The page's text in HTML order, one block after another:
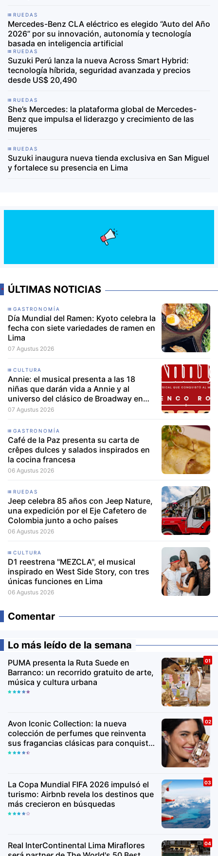
RUEDAS
Mercedes-Benz CLA eléctrico es elegido “Auto del Año
2026” por su innovación, autonomía y tecnología
basada en inteligencia artificial
RUEDAS
Suzuki Perú lanza la nueva Across Smart Hybrid:
tecnología híbrida, seguridad avanzada y precios
desde US$ 20,490
RUEDAS
She’s Mercedes: la plataforma global de Mercedes-
Benz que impulsa el liderazgo y crecimiento de las
mujeres
RUEDAS
Suzuki inaugura nueva tienda exclusiva en San Miguel
y fortalece su presencia en Lima
ÚLTIMAS NOTICIAS
GASTRONOMÍA
Día Mundial del Ramen: Kyoto celebra la
fecha con siete variedades de ramen en
Lima
07 Agustus 2026
CULTURA
Annie: el musical presenta a las 18
niñas que darán vida a Annie y al
universo del clásico de Broadway en
Lima
07 Agustus 2026
GASTRONOMÍA
Café de la Paz presenta su carta de
crêpes dulces y salados inspirados en
la cocina francesa
06 Agustus 2026
RUEDAS
Jeep celebra 85 años con Jeep Nature,
una expedición por el Eje Cafetero de
Colombia junto a ocho países
06 Agustus 2026
CULTURA
D1 reestrena "MEZCLA", el musical
inspirado en West Side Story, con tres
únicas funciones en Lima
06 Agustus 2026
Comentar
Lo más leído de la semana
PUMA presenta la Ruta Suede en
Barranco: un recorrido gratuito de arte,
música y cultura urbana
Avon Iconic Collection: la nueva
colección de perfumes que reinventa
sus fragancias clásicas para conquistar
nuevas generaciones
La Copa Mundial FIFA 2026 impulsó el
turismo: Airbnb revela los destinos que
más crecieron en búsquedas
Real InterContinental Lima Miraflores